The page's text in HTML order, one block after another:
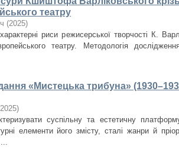
театру
(2025)
риси режисерської творчості К.
театру. Методологія
«Мистецька трибуна»
2025)
суспільну та естетичну
елементи його змісту, сталі жанри й